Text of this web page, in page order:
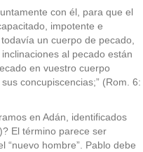
con él, para que el
impotente e
un cuerpo de pecado,
al pecado están
en vuestro cuerpo
concupiscencias;” (Rom. 6:
en Adán, identificados
El término parece ser
“nuevo hombre”. Pablo debe